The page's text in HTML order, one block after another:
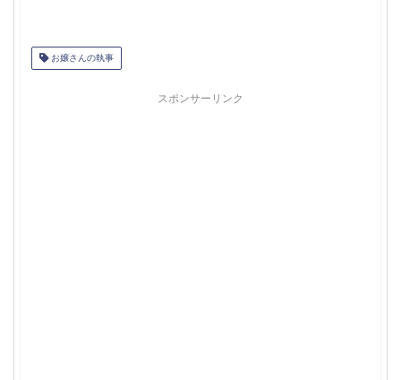
お嬢さんの執事
スポンサーリンク